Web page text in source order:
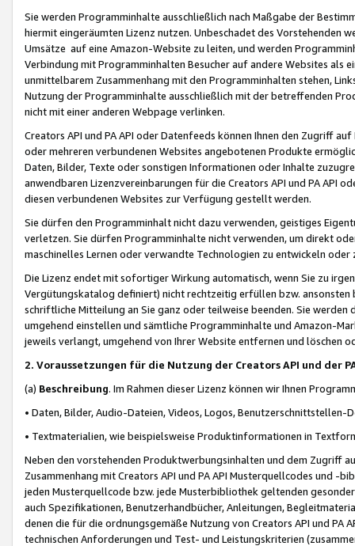
Sie werden Programminhalte ausschließlich nach Maßgabe der
hiermit eingeräumten Lizenz nutzen. Unbeschadet des Vorstehenden
Umsätze auf eine Amazon-Website zu leiten, und werden
Verbindung mit Programminhalten Besucher auf andere Websites als
unmittelbarem Zusammenhang mit den Programminhalten stehen,
Nutzung der Programminhalte ausschließlich mit der betreffenden
nicht mit einer anderen Webpage verlinken.
Creators API und PA API oder Datenfeeds können Ihnen den Zugriff
oder mehreren verbundenen Websites angebotenen Produkte
Daten, Bilder, Texte oder sonstigen Informationen oder Inhalte
anwendbaren Lizenzvereinbarungen für die Creators API und PA API
diesen verbundenen Websites zur Verfügung gestellt werden.
Sie dürfen den Programminhalt nicht dazu verwenden, geistiges
verletzen. Sie dürfen Programminhalte nicht verwenden, um direkt
maschinelles Lernen oder verwandte Technologien zu entwickeln
Die Lizenz endet mit sofortiger Wirkung automatisch, wenn Sie zu
Vergütungskatalog definiert) nicht rechtzeitig erfüllen bzw. ansonsten
schriftliche Mitteilung an Sie ganz oder teilweise beenden. Sie werden
umgehend einstellen und sämtliche Programminhalte und Amazon-
jeweils verlangt, umgehend von Ihrer Website entfernen und löschen
2. Voraussetzungen für die Nutzung der Creators API und der
(a) Beschreibung. Im Rahmen dieser Lizenz können wir Ihnen
• Daten, Bilder, Audio-Dateien, Videos, Logos, Benutzerschnittstellen-
• Textmaterialien, wie beispielsweise Produktinformationen in
Neben den vorstehenden Produktwerbungsinhalten und dem Zugriff
Zusammenhang mit Creators API und PA API Musterquellcodes und
jeden Musterquellcode bzw. jede Musterbibliothek geltenden
auch Spezifikationen, Benutzerhandbücher, Anleitungen,
denen die für die ordnungsgemäße Nutzung von Creators API und PA
technischen Anforderungen und Test- und Leistungskriterien